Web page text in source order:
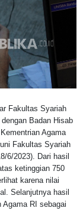
Fakultas Syariah
Badan Hisab
Agama
Fakultas Syariah
6/2023). Dari hasil
ketinggian 750
karena nilai
Selanjutnya hasil
Agama RI sebagai